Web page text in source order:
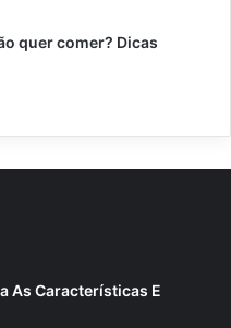
quer comer? Dicas
As Características E